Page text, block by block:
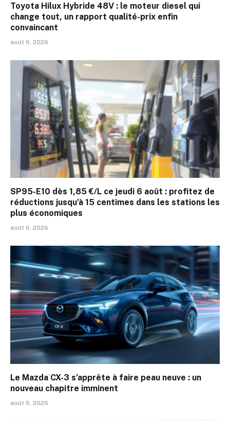
Toyota Hilux Hybride 48V : le moteur diesel qui
change tout, un rapport qualité-prix enfin
convaincant
août 6, 2026
SP95-E10 dès 1,85 €/L ce jeudi 6 août : profitez de
réductions jusqu’à 15 centimes dans les stations les
plus économiques
août 6, 2026
Le Mazda CX-3 s’apprête à faire peau neuve : un
nouveau chapitre imminent
août 5, 2026